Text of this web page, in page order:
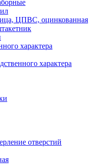
ЦПВС, оцинкованная
характера
характера
отверстий